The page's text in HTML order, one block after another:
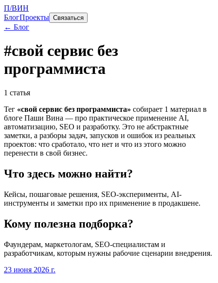
П/ВИН
БлогПроекты Связаться
← Блог
#свой сервис без
программиста
1 статья
Тег «свой сервис без программиста» собирает 1 материал в
блоге Паши Вина — про практическое применение AI,
автоматизацию, SEO и разработку. Это не абстрактные
заметки, а разборы задач, запусков и ошибок из реальных
проектов: что сработало, что нет и что из этого можно
перенести в свой бизнес.
Что здесь можно найти?
Кейсы, пошаговые решения, SEO-эксперименты, AI-
инструменты и заметки про их применение в продакшене.
Кому полезна подборка?
Фаундерам, маркетологам, SEO-специалистам и
разработчикам, которым нужны рабочие сценарии внедрения.
23 июня 2026 г.